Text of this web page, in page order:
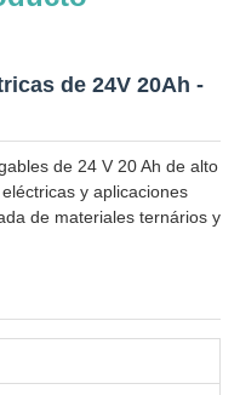
de 24V 20Ah -
de 24 V 20 Ah de alto
y aplicaciones
de materiales ternários y